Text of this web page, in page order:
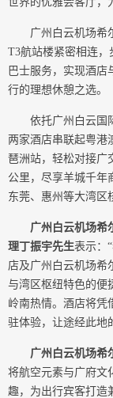
广州白云机场希
T3航站楼紧密相连
巴士服务，实现酒店
行的理想休憩之选。
依托广州白云国
两家酒店串联起粤港
琶洲站，轻松对接广
公里，尽享羊城千年
东莞、惠州等大湾区
广州白云机场希
理丁振宇先生表示：
店及广州白云机场希
与湾区枢纽特色的便
岭南热情。酒店将凭
驻体验，让途经此地
广州白云机场希
将航空元素与广府文
趣，为出行宾客打造